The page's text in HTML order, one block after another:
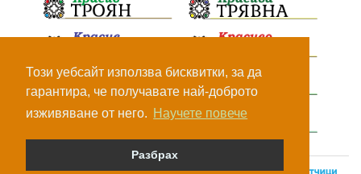
Този уебсайт използва бисквитки, за да
гарантира, че получавате най-доброто
изживяване от него. Научете повече
Разбрах